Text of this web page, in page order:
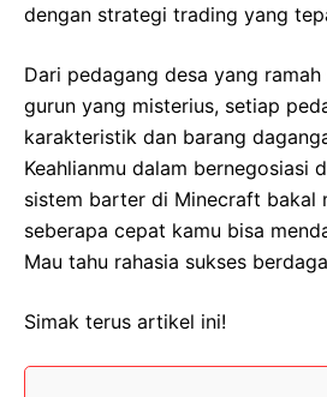
dengan strategi trading yang
Dari pedagang desa yang
gurun yang misterius, setiap
karakteristik dan barang
Keahlianmu dalam bernegosiasi
sistem barter di Minecraft bakal
seberapa cepat kamu bisa
Mau tahu rahasia sukses
Simak terus artikel ini!